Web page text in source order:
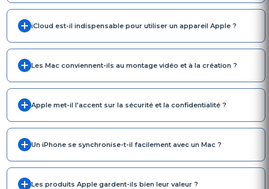
iCloud est-il indispensable pour utiliser un appareil Apple ?
Les Mac conviennent-ils au montage vidéo et à la création ?
Apple met-il l'accent sur la sécurité et la confidentialité ?
Un iPhone se synchronise-t-il facilement avec un Mac ?
Les produits Apple gardent-ils bien leur valeur ?